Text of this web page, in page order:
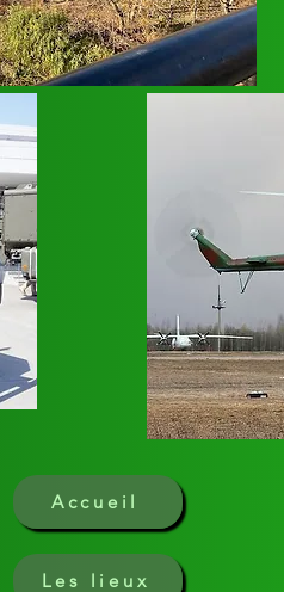
Accueil
Les lieux